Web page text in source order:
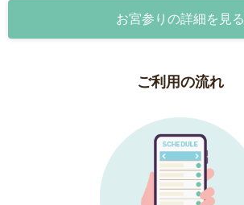
お宮参りの詳細を見る
ご利用の流れ